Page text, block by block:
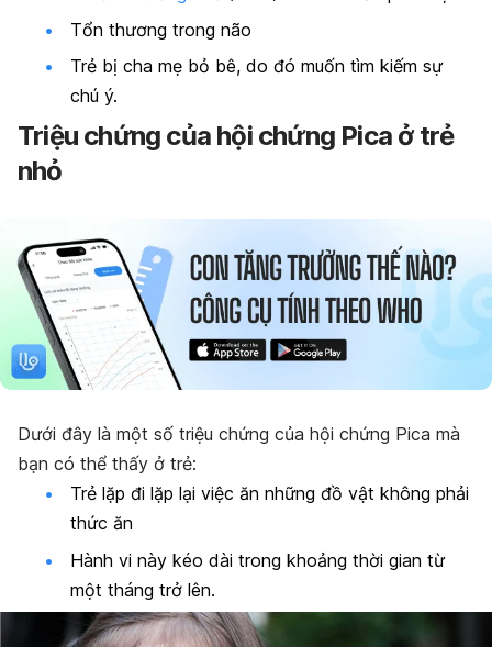
Tổn thương trong não
Trẻ bị cha mẹ bỏ bê, do đó muốn tìm kiếm sự
chú ý.
Triệu chứng của hội chứng Pica ở trẻ
nhỏ
Dưới đây là một số triệu chứng của hội chứng Pica mà
bạn có thể thấy ở trẻ:
Trẻ lặp đi lặp lại việc ăn những đồ vật không phải
thức ăn
Hành vi này kéo dài trong khoảng thời gian từ
một tháng trở lên.